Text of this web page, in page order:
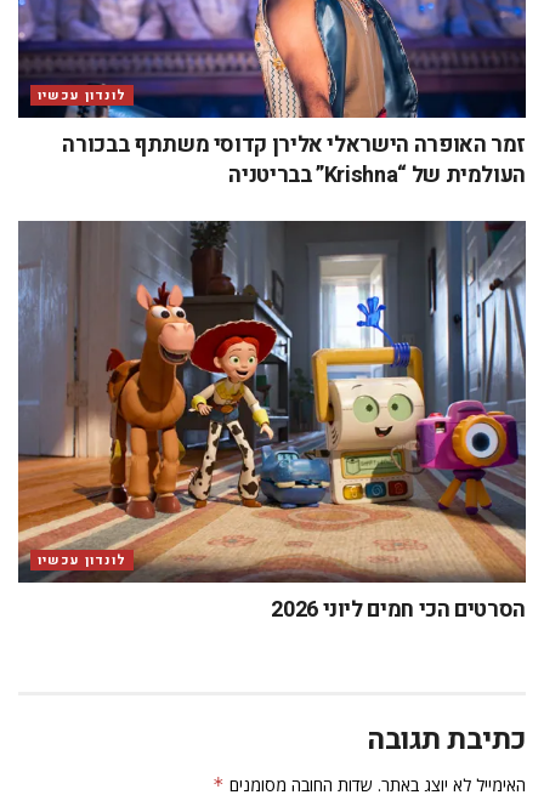
לונדון עכשיו
זמר האופרה הישראלי אלירן קדוסי משתתף בבכורה
העולמית של “Krishna” בבריטניה
לונדון עכשיו
הסרטים הכי חמים ליוני 2026
כתיבת תגובה
האימייל לא יוצג באתר. שדות החובה מסומנים *